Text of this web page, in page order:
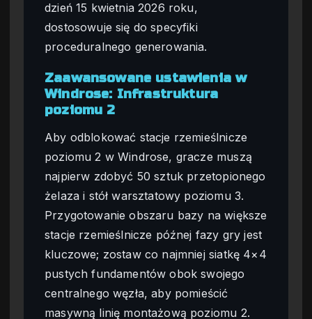
dzień 15 kwietnia 2026 roku,
dostosowuje się do specyfiki
proceduralnego generowania.
Zaawansowane ustawienia w
Windrose: Infrastruktura
poziomu 2
Aby odblokować stacje rzemieślnicze
poziomu 2 w Windrose, gracze muszą
najpierw zdobyć 50 sztuk przetopionego
żelaza i stół warsztatowy poziomu 3.
Przygotowanie obszaru bazy na większe
stacje rzemieślnicze późnej fazy gry jest
kluczowe; zostaw co najmniej siatkę 4×4
pustych fundamentów obok swojego
centralnego węzła, aby pomieścić
masywną linię montażową poziomu 2.